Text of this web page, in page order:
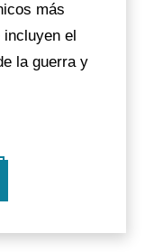
más
el
la guerra y